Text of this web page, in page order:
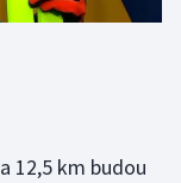
12,5 km budou